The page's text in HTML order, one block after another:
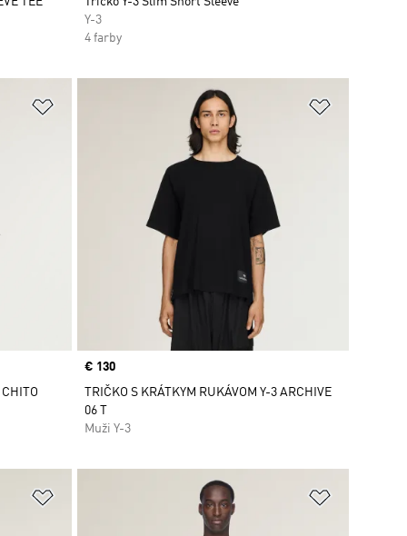
Y-3
4 farby
Pridať do zoznamu želaných položiek
Price
€ 130
TRIČKO S KRÁTKYM RUKÁVOM Y-3 ARCHIVE
06 T
Muži Y-3
Pridať do zoznamu želaných položiek